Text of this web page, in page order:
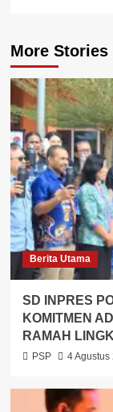
More Stories
Berita Utama
SD INPRES
KOMITMEN
RAMAH
PSP 4 Agustus